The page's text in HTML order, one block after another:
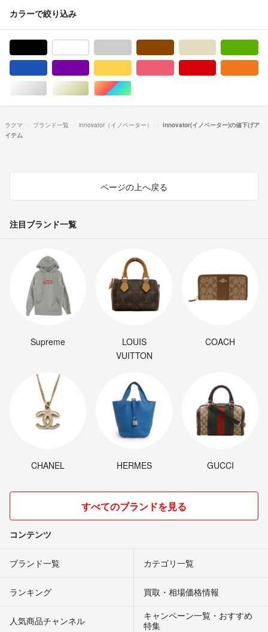
カラーで絞り込み
シルバー/銀色系ゴールド/金色系マルチカラー
ラクマ ブランド一覧 innovator（イノベーター）
innovator(イノベーター)の値下げア
イテム
ページの上へ戻る
注目ブランド一覧
Supreme
LOUIS
VUITTON
COACH
CHANEL HERMES GUCCI
すべてのブランドを見る
コンテンツ
ブランド一覧 カテゴリ一覧
ランキング 買取・相場価格情報
人気商品チャンネル
キャンペーン一覧・おすすめ
特集